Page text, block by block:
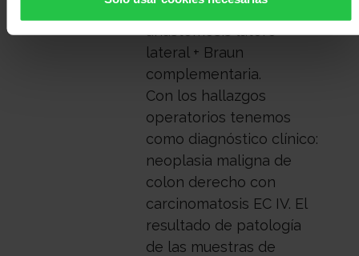
anastomosis latero
lateral + Braun
complementaria.
Con los hallazgos
operatorios tenemos
como diagnóstico clínico:
neoplasia maligna de
colon derecho con
carcinomatosis EC IV. El
resultado de patología
de las muestras de